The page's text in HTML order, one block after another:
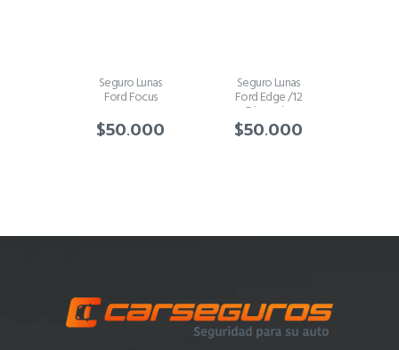
Seguro Lunas
Ford Focus
$50.000
Seguro Lunas
Ford Edge /12
Disparejo
$50.000